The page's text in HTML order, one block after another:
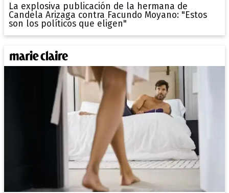
La explosiva publicación de la hermana de
Candela Arizaga contra Facundo Moyano: "Estos
son los políticos que eligen"